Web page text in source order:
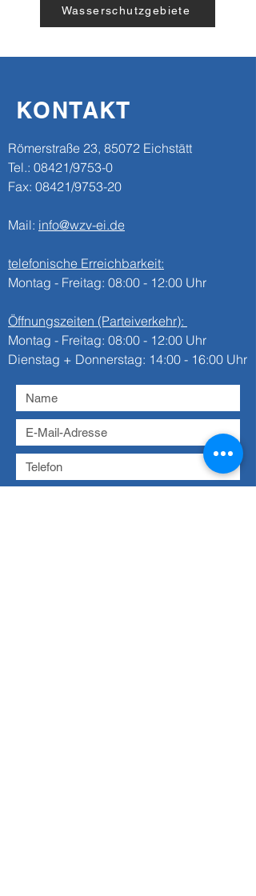
Wasserschutzgebiete
KONTAKT
​​Römerstraße 23, 85072 Eichstätt
Tel.: 08421/9753-0
Fax: 08421/9753-20
Mail: info@wzv-ei.de
telefonische Erreichbarkeit:
Montag - Freitag: 08:00 - 12:00 Uhr
Öffnungszeiten (Parteiverkehr):
Montag - Freitag: 08:00 - 12:00 Uhr
Dienstag + Donnerstag: 14:00 - 16:00 Uhr